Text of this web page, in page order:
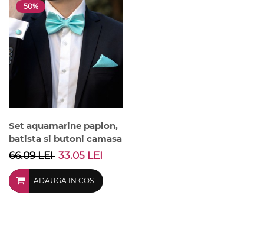
50%
Set aquamarine papion,
batista si butoni camasa
66.09 LEI 33.05 LEI
ADAUGA IN COS